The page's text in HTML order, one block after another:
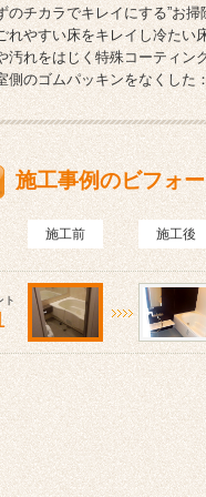
のチカラでキレイにする”お
れやすい床をキレイし冷たい
汚れをはじく特殊コーティン
側のゴムパッキンをなくした
施工事例のビフォ
施工前 施工後
ト